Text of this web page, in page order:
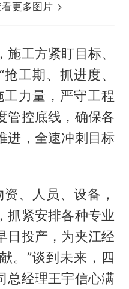
更多图片
工方紧盯目标、
工期、抓进度、
力量，严守工程
管控底线，确保各
进，全速冲刺目标
、人员、设备，
抓紧安排各种专业
日投产，为夹江经
。”谈到未来，四
总经理王宇信心满